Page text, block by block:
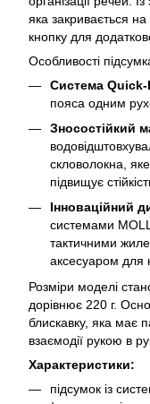
яка закривається на
кнопку для
Особливості
Система Quick-
пояса одним
Зносостійкий
скловолокна,
підвищує
Інноваційний
системами
тактичними
аксесуаром для
Розміри моделі
дорівнює 220 г.
блискавку, яка має
взаємодії рукою в
Характеристики:
підсумок із